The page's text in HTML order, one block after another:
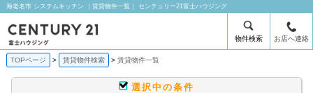
海老名市 システムキッチン ｜賃貸物件一覧｜ センチュリー21富士ハウジング
物件検索 お店へ連絡
TOPページ 賃貸物件検索 賃貸物件一覧
選択中の条件